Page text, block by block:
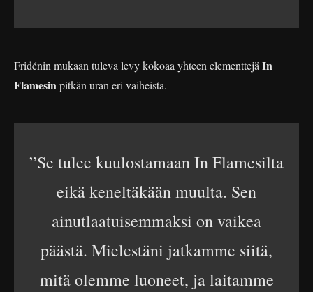
Fridénin mukaan tuleva levy kokoaa yhteen elementtejäIn
Flamesinpitkän uran eri vaiheista.
”Se tulee kuulostamaan In Flamesilta
eikä keneltäkään muulta. Sen
ainutlaatuisemmaksi on vaikea
päästä. Mielestäni jatkamme siitä,
mitä olemme luoneet, ja laitamme